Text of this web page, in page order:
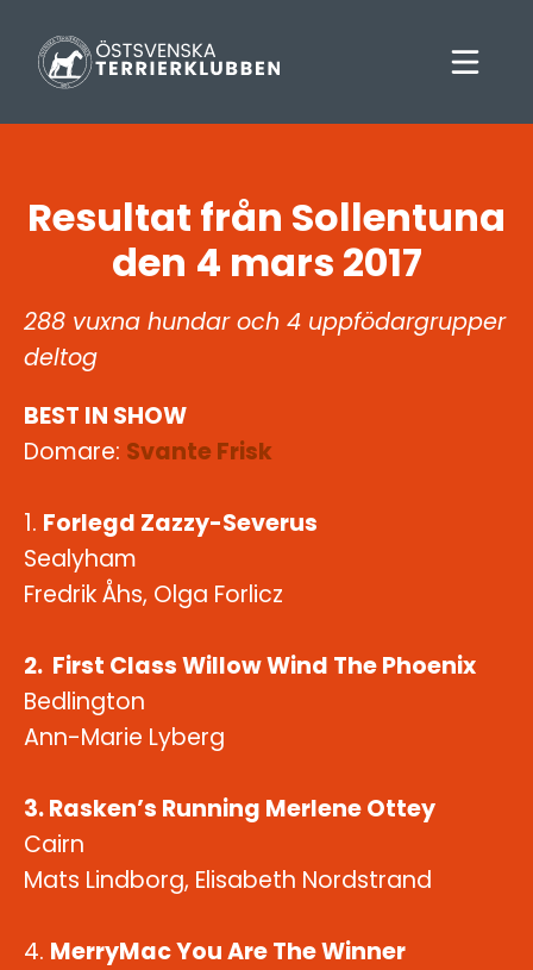
Resultat från Sollentuna
den 4 mars 2017
288 vuxna hundar och 4 uppfödargrupper
deltog
BEST IN SHOW
Domare: Svante Frisk
1. Forlegd Zazzy-Severus
Sealyham
Fredrik Åhs, Olga Forlicz
2. First Class Willow Wind The Phoenix
Bedlington
Ann-Marie Lyberg
3. Rasken’s Running Merlene Ottey
Cairn
Mats Lindborg, Elisabeth Nordstrand
4. MerryMac You Are The Winner